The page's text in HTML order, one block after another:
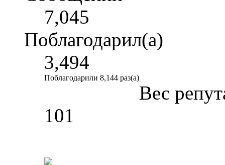
7,045
Поблагодарил(а)
3,494
Поблагодарили 8,144 раз(а)
Вес
101